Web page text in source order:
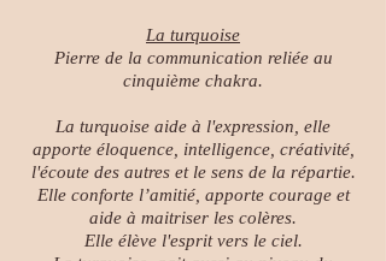
La turquoise
Pierre de la communication reliée au
cinquième chakra.
La turquoise aide à l'expression, elle
apporte éloquence, intelligence, créativité,
l'écoute des autres et le sens de la répartie.
Elle conforte l’amitié, apporte courage et
aide à maitriser les colères.
Elle élève l'esprit vers le ciel.